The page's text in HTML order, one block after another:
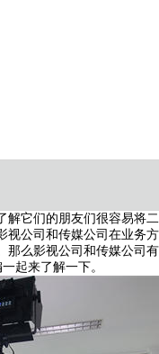
它们的朋友们很容易将二
视公司和传媒公司在业务方
那么影视公司和传媒公司有
起来了解一下。